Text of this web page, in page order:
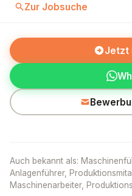
Zur Jobsuche
Jetzt
Auch bekannt als:
Anlagenführer,
Maschinenarbeiter,